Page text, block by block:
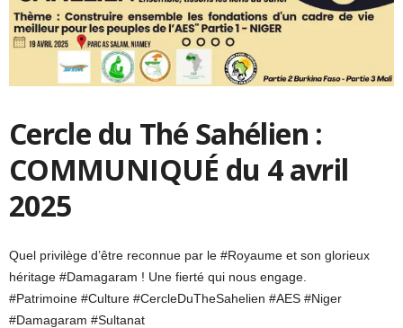
Cercle du Thé Sahélien :
COMMUNIQUÉ du 4 avril
2025
Quel privilège d’être reconnue par le #Royaume et son glorieux
héritage #Damagaram ! Une fierté qui nous engage.
#Patrimoine #Culture #CercleDuTheSahelien #AES #Niger
#Damagaram #Sultanat